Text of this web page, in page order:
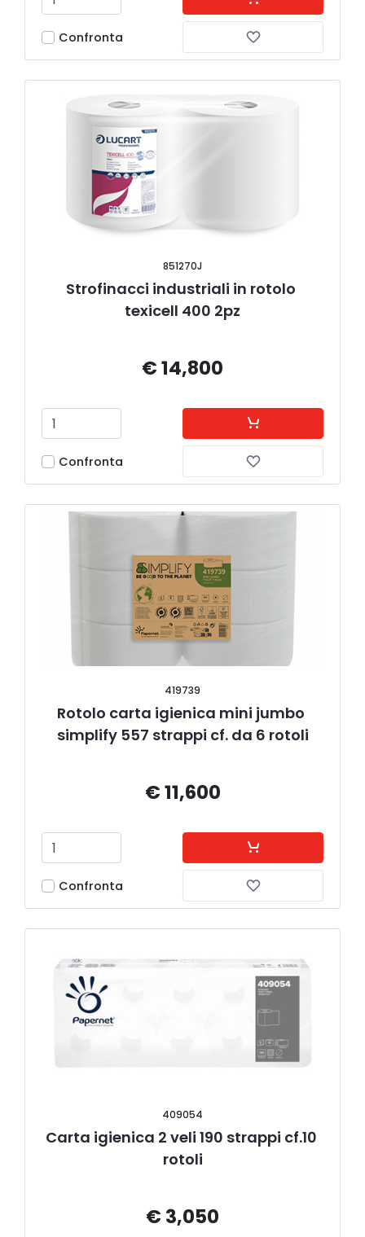
Confronta
851270J
Strofinacci industriali in rotolo
texicell 400 2pz
€ 14,800
Confronta
419739
Rotolo carta igienica mini jumbo
simplify 557 strappi cf. da 6 rotoli
€ 11,600
Confronta
409054
Carta igienica 2 veli 190 strappi cf.10
rotoli
€ 3,050